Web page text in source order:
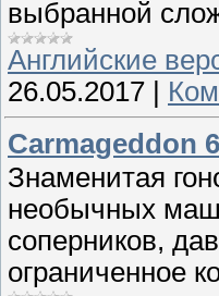
выбранной
Английские
26.05.2017
Carmageddon
Знаменитая
необычных
соперников,
ограниченное